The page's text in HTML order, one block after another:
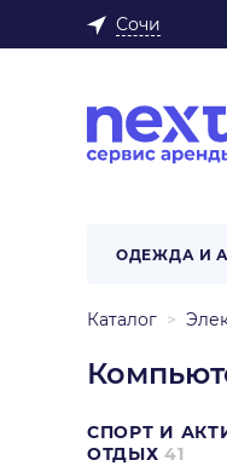
Сочи
ОДЕЖДА И
Каталог
СПОРТ И
ОТДЫХ 41